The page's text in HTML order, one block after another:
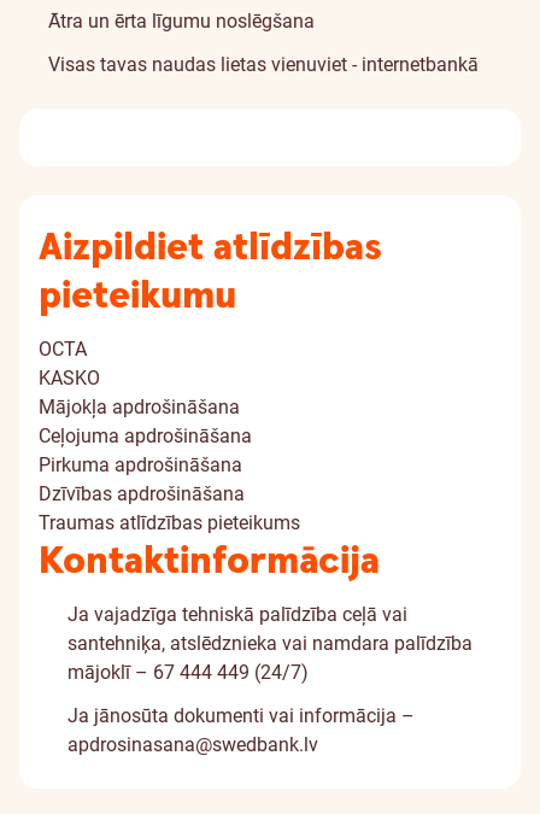
Ātra un ērta līgumu noslēgšana
Visas tavas naudas lietas vienuviet - internetbankā
Aizpildiet atlīdzības
pieteikumu
OCTA
KASKO
Mājokļa apdrošināšana
Ceļojuma apdrošināšana
Pirkuma apdrošināšana
Dzīvības apdrošināšana
Traumas atlīdzības pieteikums
Kontaktinformācija
Ja vajadzīga tehniskā palīdzība ceļā vai
santehniķa, atslēdznieka vai namdara palīdzība
mājoklī – 67 444 449 (24/7)
Ja jānosūta dokumenti vai informācija –
apdrosinasana@swedbank.lv